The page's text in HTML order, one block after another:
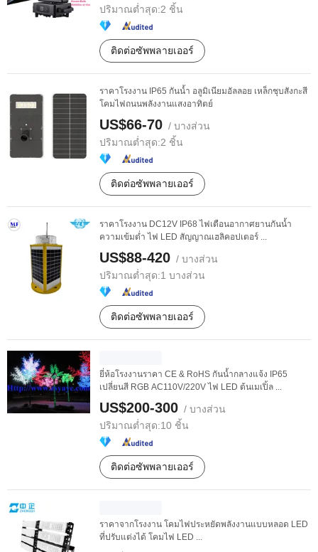
ปริมาณต่ำสุด:2 ชิ้น
ติดต่อซัพพลายเออร์
ราคาโรงงาน IP65 กันน้ำ อลูมิเนียมอัลลอย เหล็กชุบสังกะสี
โคมไฟถนนพลังงานแสงอาทิตย์
US$66-70 / บางส่วน
ปริมาณต่ำสุด:2 ชิ้น
ติดต่อซัพพลายเออร์
ราคาโรงงาน DC12V IP68 ไฟเตือนอากาศยานกันน้ำ
ความเข้มต่ำ ไฟ LED สัญญาณเฮลิคอปเตอร์ ...
US$88-420 / บางส่วน
ปริมาณต่ำสุด:1 บางส่วน
ติดต่อซัพพลายเออร์
ยี่ห้อโรงงานราคา CE & RoHS กันน้ำกลางแจ้ง IP65
เปลี่ยนสี RGB AC110V/220V ไฟ LED ต้นเมเปิ้ล ...
US$200-300 / บางส่วน
ปริมาณต่ำสุด:10 ชิ้น
ติดต่อซัพพลายเออร์
ราคาจากโรงงาน โคมไฟประหยัดพลังงานแบบหลอด LED
ที่ปรับแต่งได้ โคมไฟ LED ...